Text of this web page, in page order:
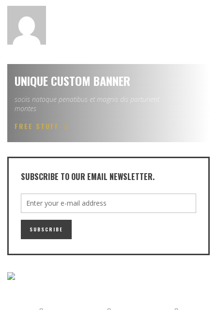
UNIQUE CUSTOM BANNER
sociis natoque penatibus et magnis dis parturient
montes
FREE STUFF
SUBSCRIBE TO OUR EMAIL NEWSLETTER.